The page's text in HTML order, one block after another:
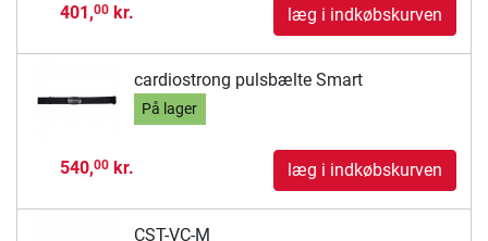
401,00kr. læg i indkøbskurven
cardiostrong pulsbælte Smart
På lager
540,00kr. læg i indkøbskurven
CST-VC-M